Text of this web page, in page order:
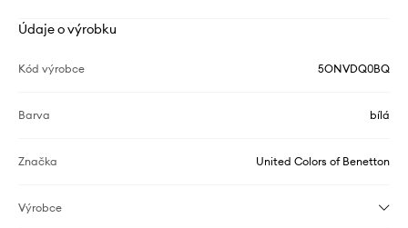
Údaje o výrobku
Kód výrobce 5ONVDQ0BQ
Barva bílá
Značka United Colors of Benetton
Výrobce